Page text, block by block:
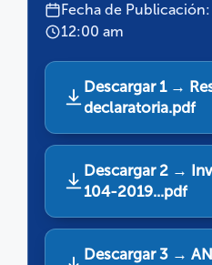
Fecha de
12:00 am
Descargar 1 →
declaratoria.pdf
Descargar 2 →
104-2019...pdf
Descargar 3 →